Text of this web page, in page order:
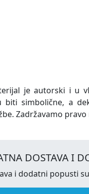
je autorski i u
simbolične, a
Zadržavamo pravo
DOSTAVA I
i dodatni popusti